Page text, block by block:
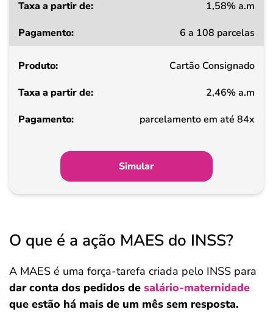
1,58% a.m
6 a 108 parcelas
Cartão Consignado
2,46% a.m
parcelamento em até 84x
Simular
O que é a ação MAES do INSS?
A MAES é uma força-tarefa criada pelo INSS para
dar conta dos pedidos de salário-maternidade
que estão há mais de um mês sem resposta.